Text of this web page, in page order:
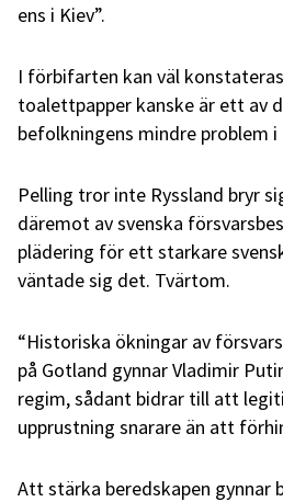
ens i Kiev”.
I förbifarten kan väl
toalettpapper kanske är ett av
befolkningens mindre problem i
Pelling tror inte Ryssland bryr
däremot av svenska
plädering för ett starkare
väntade sig det. Tvärtom.
“Historiska ökningar av
på Gotland gynnar Vladimir
regim, sådant bidrar till att
upprustning snarare än att
Att stärka beredskapen gynnar